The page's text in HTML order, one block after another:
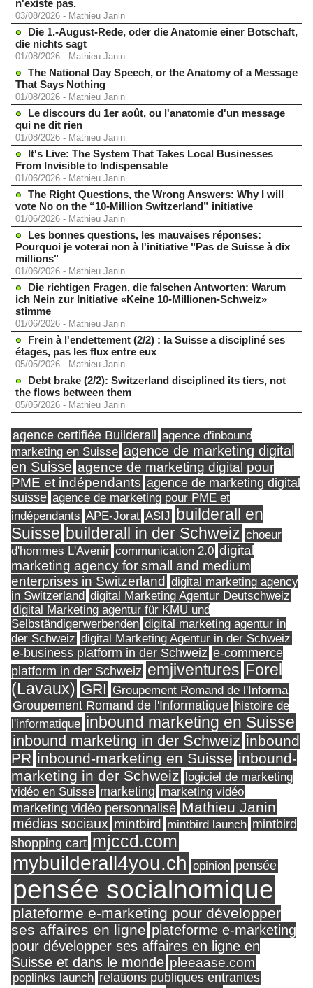
n'existe pas.
03/08/2026 - Mathieu Janin
Die 1.-August-Rede, oder die Anatomie einer Botschaft,
die nichts sagt
01/08/2026 - Mathieu Janin
The National Day Speech, or the Anatomy of a Message
That Says Nothing
01/08/2026 - Mathieu Janin
Le discours du 1er août, ou l'anatomie d'un message
qui ne dit rien
01/08/2026 - Mathieu Janin
It's Live: The System That Takes Local Businesses
From Invisible to Indispensable
01/06/2026 - Mathieu Janin
The Right Questions, the Wrong Answers: Why I will
vote No on the “10-Million Switzerland” initiative
01/06/2026 - Mathieu Janin
Les bonnes questions, les mauvaises réponses:
Pourquoi je voterai non à l'initiative "Pas de Suisse à dix
millions"
01/06/2026 - Mathieu Janin
Die richtigen Fragen, die falschen Antworten: Warum
ich Nein zur Initiative «Keine 10-Millionen-Schweiz»
stimme
01/06/2026 - Mathieu Janin
Frein à l'endettement (2/2) : la Suisse a discipliné ses
étages, pas les flux entre eux
05/05/2026 - Mathieu Janin
Debt brake (2/2): Switzerland disciplined its tiers, not
the flows between them
05/05/2026 - Mathieu Janin
agence certifiée Builderall
agence d'inbound
marketing en Suisse agence de marketing digital
en Suisse agence de marketing digital pour
PME et indépendants agence de marketing digital
suisse agence de marketing pour PME et
indépendants APE-Jorat ASIJ builderall en
Suisse builderall in der Schweiz choeur
d'hommes L'Avenir communication 2.0 digital
marketing agency for small and medium
enterprises in Switzerland digital marketing agency
in Switzerland digital Marketing Agentur Deutschweiz
digital Marketing agentur für KMU und
Selbständigerwerbenden digital marketing agentur in
der Schweiz digital Marketing Agentur in der Schweiz
e-business platform in der Schweiz e-commerce
platform in der Schweiz emjiventures Forel
(Lavaux) GRI Groupement Romand de l'Informa
Groupement Romand de l'Informatique histoire de
l'informatique inbound marketing en Suisse
inbound marketing in der Schweiz inbound
PR inbound-marketing en Suisse inbound-
marketing in der Schweiz logiciel de marketing
vidéo en Suisse marketing marketing vidéo
marketing vidéo personnalisé Mathieu Janin
médias sociaux mintbird mintbird launch mintbird
shopping cart mjccd.com
mybuilderall4you.ch opinion pensée
pensée socialnomique
plateforme e-marketing pour développer
ses affaires en ligne plateforme e-marketing
pour développer ses affaires en ligne en
Suisse et dans le monde pleeaase.com
poplinks launch relations publiques entrantes